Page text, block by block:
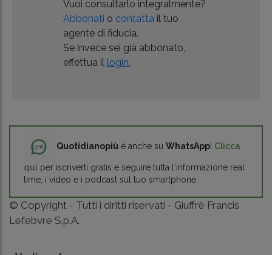
Vuoi consultarlo integralmente?
Abbonati o contatta il tuo
agente di fiducia.
Se invece sei già abbonato,
effettua il login.
Quotidianopiù è anche su WhatsApp! Clicca
qui per iscriverti gratis e seguire tutta l'informazione real
time, i video e i podcast sul tuo smartphone.
© Copyright - Tutti i diritti riservati - Giuffrè Francis
Lefebvre S.p.A.